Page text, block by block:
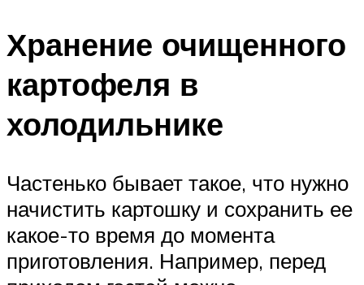
Хранение очищенного
картофеля в
холодильнике
Частенько бывает такое, что нужно
начистить картошку и сохранить ее
какое-то время до момента
приготовления. Например, перед